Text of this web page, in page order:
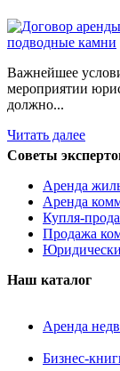
Важнейшее
мероприятии
должно...
Читать далее
Советы
Аренда
Аренда
Купля-
Продажа
Наш каталог
Аренда
Бизнес-